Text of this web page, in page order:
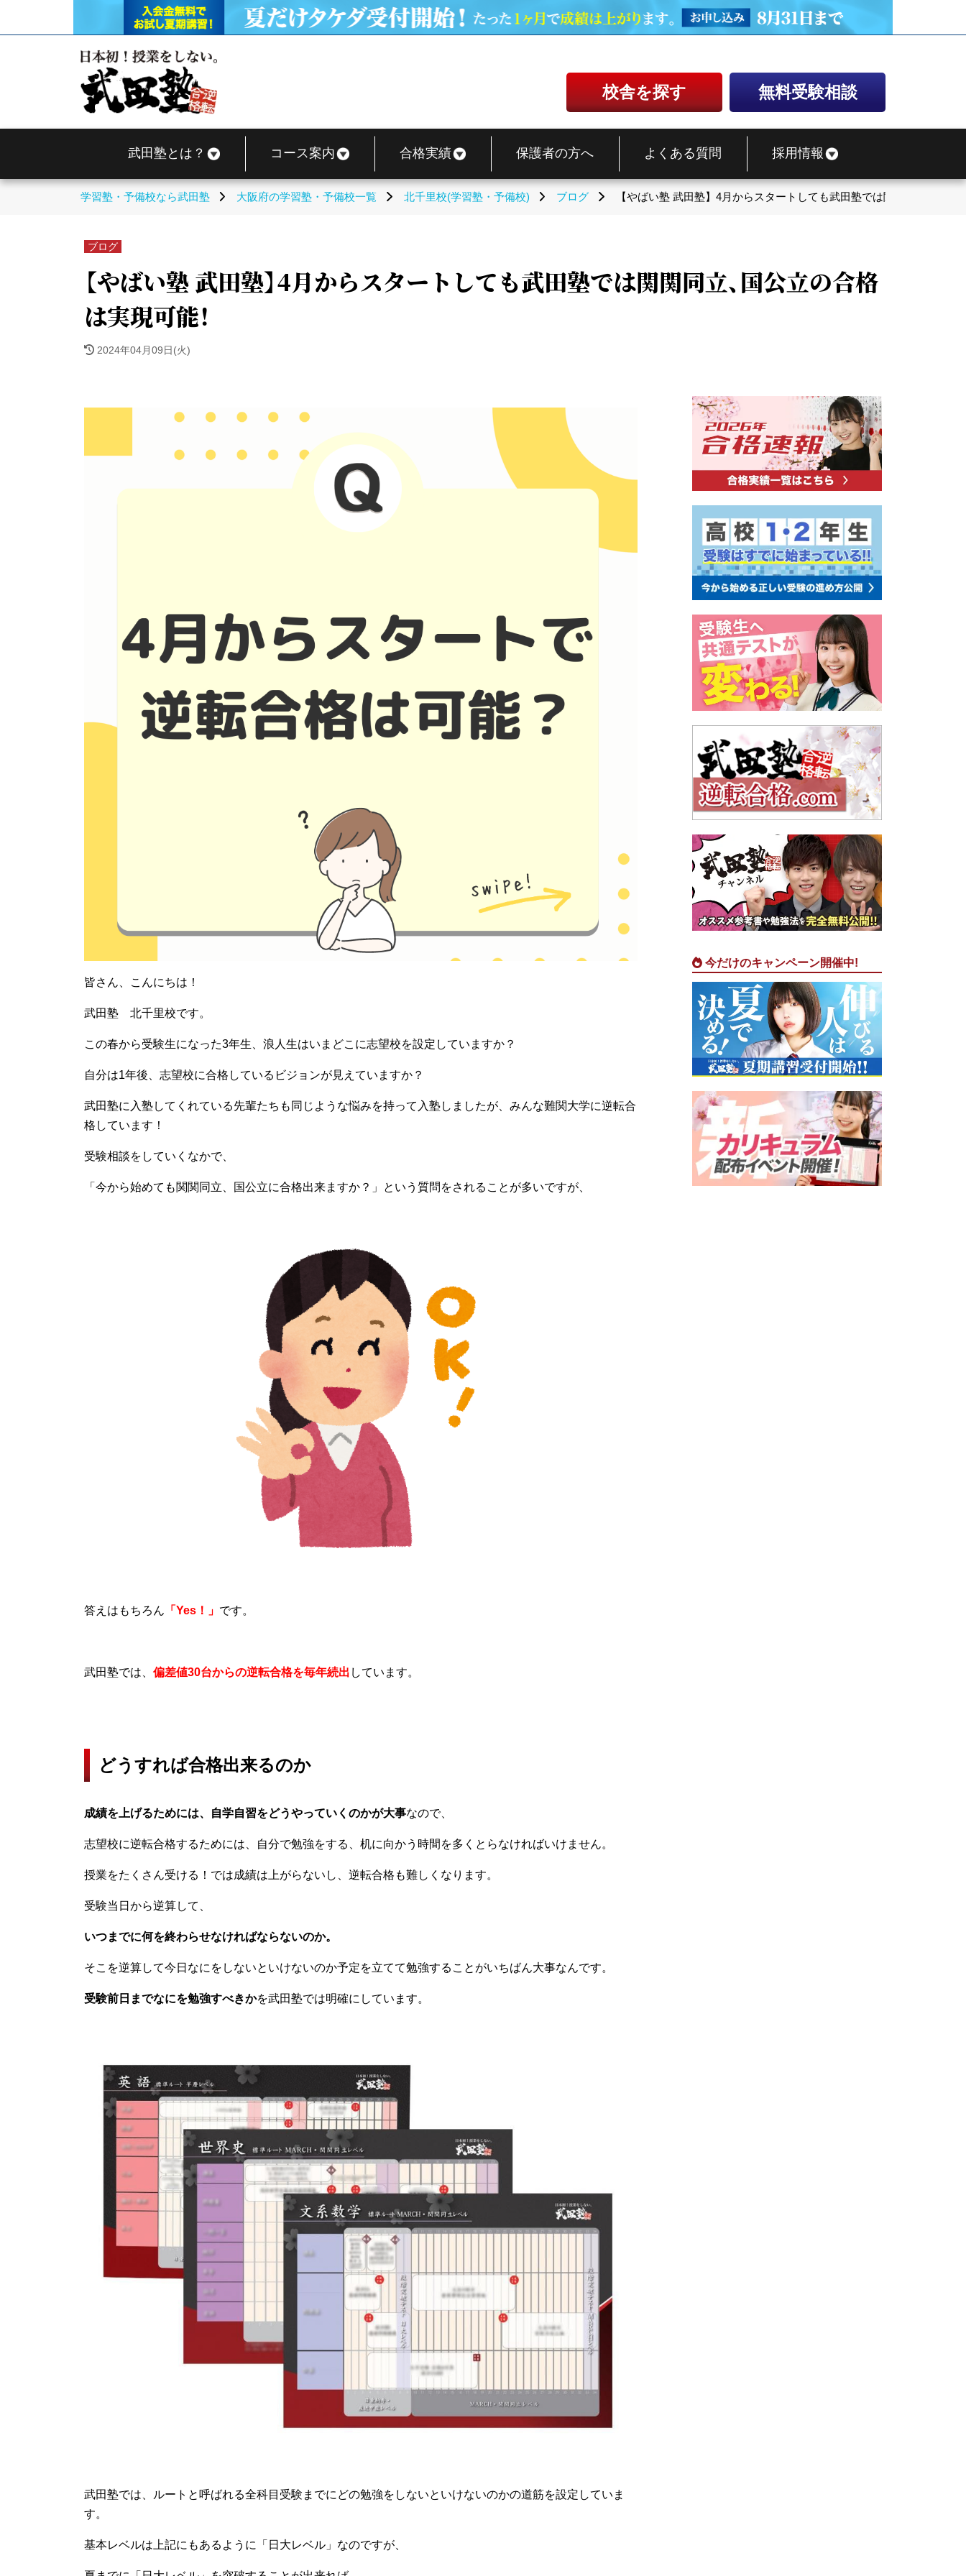
校舎を探す 無料受験相談
武田塾とは？ コース案内 合格実績 保護者の方へ よくある質問 採用情報
学習塾・予備校なら武田塾 大阪府の学習塾・予備校一覧 北千里校(学習塾・予備校) ブログ 【やばい塾 武田塾】4月からスタートしても武田塾では関関同立、国公
ブログ
【やばい塾 武田塾】4月からスタートしても武田塾では関関同立、国公立の合格
は実現可能！
2024年04月09日(火)
皆さん、こんにちは！
武田塾 北千里校です。
この春から受験生になった3年生、浪人生はいまどこに志望校を設定していますか？
自分は1年後、志望校に合格しているビジョンが見えていますか？
武田塾に入塾してくれている先輩たちも同じような悩みを持って入塾しましたが、みんな難関大学に逆転合
格しています！
受験相談をしていくなかで、
「今から始めても関関同立、国公立に合格出来ますか？」という質問をされることが多いですが、
答えはもちろん 「Yes！」 です。
武田塾では、 偏差値30台からの逆転合格を毎年続出 しています。
どうすれば合格出来るのか
成績を上げるためには、自学自習をどうやっていくのかが大事なので、
志望校に逆転合格するためには、自分で勉強をする、机に向かう時間を多くとらなければいけません。
授業をたくさん受ける！では成績は上がらないし、逆転合格も難しくなります。
受験当日から逆算して、
いつまでに何を終わらせなければならないのか。
そこを逆算して今日なにをしないといけないのか予定を立てて勉強することがいちばん大事なんです。
受験前日までなにを勉強すべきかを武田塾では明確にしています。
武田塾では、ルートと呼ばれる全科目受験までにどの勉強をしないといけないのかの道筋を設定していま
す。
基本レベルは上記にもあるように「日大レベル」なのですが、
今だけのキャンペーン開催中!